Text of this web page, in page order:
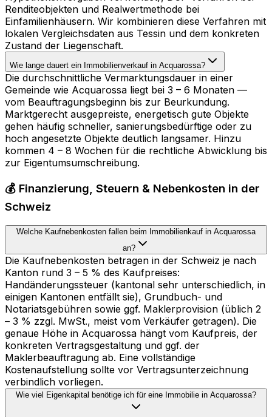
Renditeobjekten und Realwertmethode bei
Einfamilienhäusern. Wir kombinieren diese Verfahren mit
lokalen Vergleichsdaten aus Tessin und dem konkreten
Zustand der Liegenschaft.
Wie lange dauert ein Immobilienverkauf in Acquarossa?
Die durchschnittliche Vermarktungsdauer in einer
Gemeinde wie Acquarossa liegt bei 3 – 6 Monaten —
vom Beauftragungsbeginn bis zur Beurkundung.
Marktgerecht ausgepreiste, energetisch gute Objekte
gehen häufig schneller, sanierungsbedürftige oder zu
hoch angesetzte Objekte deutlich langsamer. Hinzu
kommen 4 – 8 Wochen für die rechtliche Abwicklung bis
zur Eigentumsumschreibung.
💰 Finanzierung, Steuern & Nebenkosten in der
Schweiz
Welche Kaufnebenkosten fallen beim Immobilienkauf in Acquarossa
an?
Die Kaufnebenkosten betragen in der Schweiz je nach
Kanton rund 3 – 5 % des Kaufpreises:
Handänderungssteuer (kantonal sehr unterschiedlich, in
einigen Kantonen entfällt sie), Grundbuch- und
Notariatsgebühren sowie ggf. Maklerprovision (üblich 2
– 3 % zzgl. MwSt., meist vom Verkäufer getragen). Die
genaue Höhe in Acquarossa hängt vom Kaufpreis, der
konkreten Vertragsgestaltung und ggf. der
Maklerbeauftragung ab. Eine vollständige
Kostenaufstellung sollte vor Vertragsunterzeichnung
verbindlich vorliegen.
Wie viel Eigenkapital benötige ich für eine Immobilie in Acquarossa?